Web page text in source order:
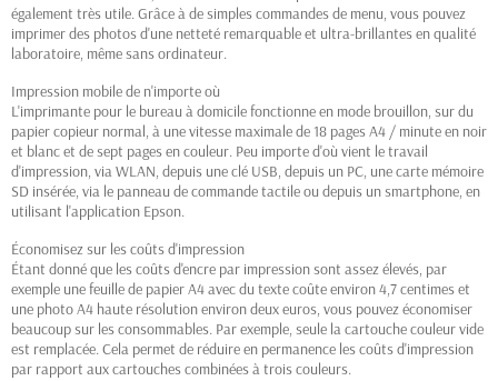
également très utile. Grâce à de simples commandes de menu, vous pouvez
imprimer des photos d'une netteté remarquable et ultra-brillantes en qualité
laboratoire, même sans ordinateur.
Impression mobile de n'importe où
L'imprimante pour le bureau à domicile fonctionne en mode brouillon, sur du
papier copieur normal, à une vitesse maximale de 18 pages A4 / minute en noir
et blanc et de sept pages en couleur. Peu importe d'où vient le travail
d'impression, via WLAN, depuis une clé USB, depuis un PC, une carte mémoire
SD insérée, via le panneau de commande tactile ou depuis un smartphone, en
utilisant l'application Epson.
Économisez sur les coûts d'impression
Étant donné que les coûts d'encre par impression sont assez élevés, par
exemple une feuille de papier A4 avec du texte coûte environ 4,7 centimes et
une photo A4 haute résolution environ deux euros, vous pouvez économiser
beaucoup sur les consommables. Par exemple, seule la cartouche couleur vide
est remplacée. Cela permet de réduire en permanence les coûts d'impression
par rapport aux cartouches combinées à trois couleurs.